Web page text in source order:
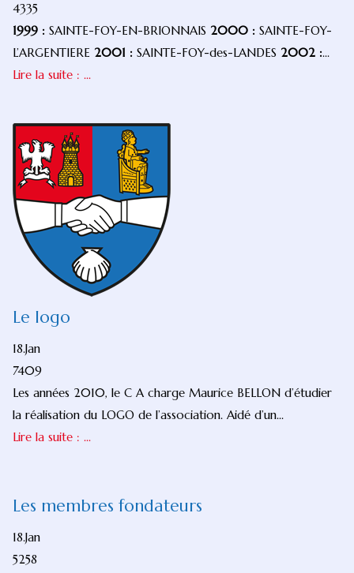
4335
1999 : SAINTE-FOY-EN-BRIONNAIS 2000 : SAINTE-FOY-
L’ARGENTIERE 2001 : SAINTE-FOY-des-LANDES 2002 :...
Lire la suite : ...
Le logo
18.Jan
7409
Les années 2010, le C A charge Maurice BELLON d’étudier
la réalisation du LOGO de l’association. Aidé d’un...
Lire la suite : ...
Les membres fondateurs
18.Jan
5258